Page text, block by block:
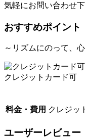
気軽にお問い合わせ
おすすめポイント
～リズムにのって、
クレジットカード可
料金・費用 クレジッ
ユーザーレビュー